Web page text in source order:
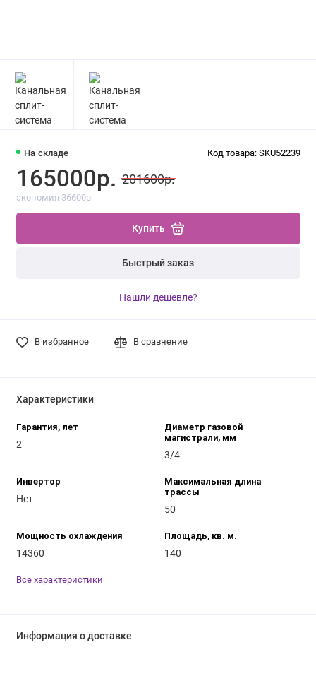
На складе Код товара: SKU52239
165000р. 201600р.
экономия 36600р.
Купить
Быстрый заказ
Нашли дешевле?
В избранное В сравнение
Характеристики
Гарантия, лет
2
Диаметр газовой
магистрали, мм
3/4
Инвертор
Нет
Максимальная длина
трассы
50
Мощность охлаждения
14360
Площадь, кв. м.
140
Все характеристики
Информация о доставке